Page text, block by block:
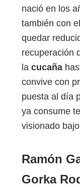
nació en los
también con
quedar
recuperación
la cucaña
convive con
puesta al día
ya consume
visionado
Ramón
Gorka